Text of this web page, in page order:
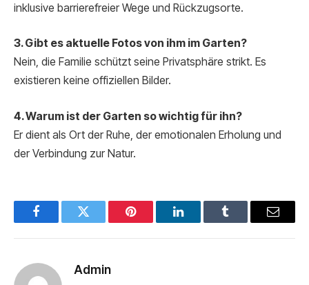
inklusive barrierefreier Wege und Rückzugsorte.
3. Gibt es aktuelle Fotos von ihm im Garten?
Nein, die Familie schützt seine Privatsphäre strikt. Es
existieren keine offiziellen Bilder.
4. Warum ist der Garten so wichtig für ihn?
Er dient als Ort der Ruhe, der emotionalen Erholung und
der Verbindung zur Natur.
FacebookTwitter Pinterest LinkedInTumblr Email
Admin